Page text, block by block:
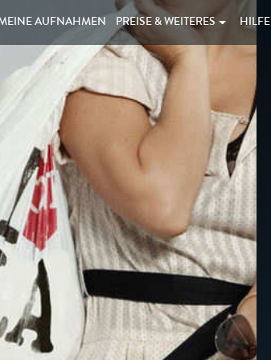
AUFNAHMEN PREISE & WEITERES HILFE